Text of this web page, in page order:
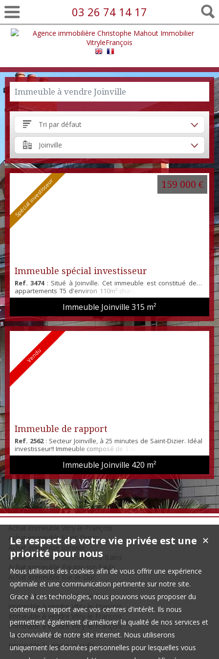
03 26 74 14 17
Immeuble à vendre Joinville
Tri par défaut
Joinville
Spécial investisseur
Immeuble spécial investisseur
Ref. 3474: Situé à Joinville. Cet immeuble est constitué de 3
appartements T5 d'environ 110m² chacun, actuellement loués
530€HC/mois. Les appartements sont composés d'une entrée,
une cusine, une salle à manger, un wc, une salle de bain et 4
chambres. En plus une cave et un garage par appartement. Un
appartement sur trois sont loués depuis plus de 5 ans.
Travaux de rafraichissement à prévoir. Re...
Immeuble Joinville 315 m²
159 000 €
Vendu
Immeuble de rapport
Ref. 2562: Secteur Joinville, à 25 minutes de Saint-Dizier. Idéal
investisseur!! Immeuble composé de 3 appartements de 105 m²
type f5, avec 3 caves et 3 garages sur une parcelle de terrain
de 1257 m² séparé en 3 parties. Rapport de 1515€ mensuel.
Deux appartements loués actuellement.
Immeuble Joinville 420 m²
Achat immeuble Vitry-le-François
Achat immeuble Saint-Dizier
Achat immeuble Joinville
Achat immeuble Sermaize-les-Bains
Achat immeuble Pargny-sur-Saulx
Achat immeuble Bar-le-Duc
Immeuble à vendre Vitry-le-François
Immeuble à vendre Vitry-le-François
Immeuble à vendre Vitry-le-François
Immeuble à vendre Vitry-le-François
Immeuble à vendre Saint-Dizier
Immeuble à vendre Joinville
✕
Le respect de votre vie privée est une
priorité pour nous
Nous utilisons des cookies afin de vous offrir une expérience
optimale et une communication pertinente sur notre site.
Grace à ces technologies, nous pouvons vous proposer du
contenu en rapport avec vos centres d'intérêt. Ils nous
permettent également d'améliorer la qualité de nos services et
la convivialité de notre site internet. Nous utiliserons
uniquement les données personnelles pour lesquelles vous